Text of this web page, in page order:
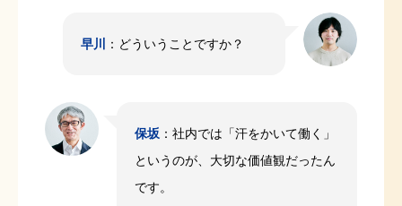
早川 ：どういうことですか？
保坂 ：社内では「汗をかいて働く」
というのが、大切な価値観だったん
です。